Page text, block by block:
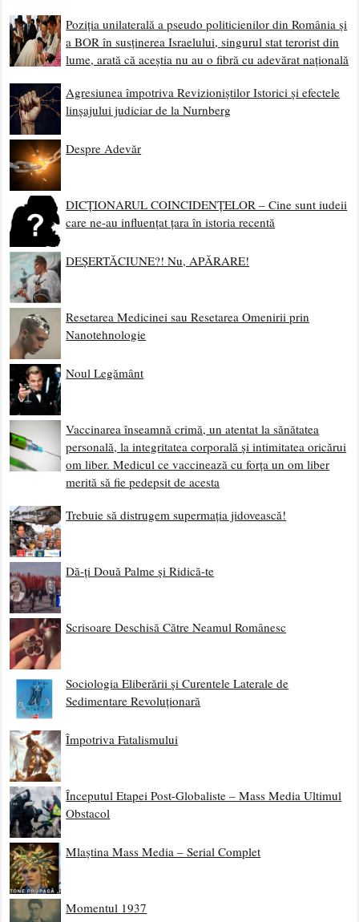
Poziția unilaterală a pseudo politicienilor din România și
a BOR în susținerea Israelului, singurul stat terorist din
lume, arată că aceștia nu au o fibră cu adevărat națională
Agresiunea împotriva Revizioniștilor Istorici și efectele
linșajului judiciar de la Nurnberg
Despre Adevăr
DICȚIONARUL COINCIDENȚELOR – Cine sunt iudeii
care ne-au influențat țara în istoria recentă
DEȘERTĂCIUNE?! Nu, APĂRARE!
Resetarea Medicinei sau Resetarea Omenirii prin
Nanotehnologie
Noul Legământ
Vaccinarea înseamnă crimă, un atentat la sănătatea
personală, la integritatea corporală și intimitatea oricărui
om liber. Medicul ce vaccinează cu forța un om liber
merită să fie pedepsit de acesta
Trebuie să distrugem supermația jidovească!
Dă-ți Două Palme și Ridică-te
Scrisoare Deschisă Către Neamul Românesc
Sociologia Eliberării și Curentele Laterale de
Sedimentare Revoluționară
Împotriva Fatalismului
Începutul Etapei Post-Globaliste – Mass Media Ultimul
Obstacol
Mlaștina Mass Media – Serial Complet
Momentul 1937